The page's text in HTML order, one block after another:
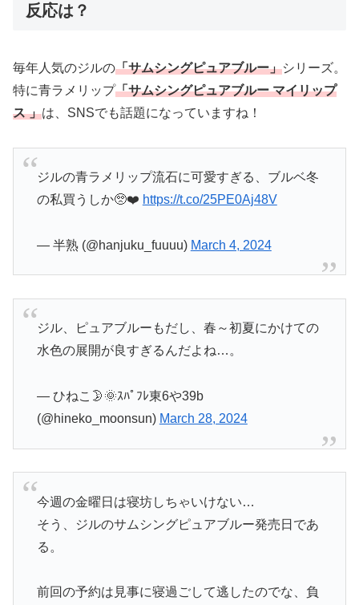
反応は？
毎年人気のジルの「サムシングピュアブルー」シリーズ。
特に青ラメリップ「サムシングピュアブルー マイリップ
ス 」は、SNSでも話題になっていますね！
ジルの青ラメリップ流石に可愛すぎる、ブルベ冬
の私買うしか🥺❤️ https://t.co/25PE0Aj48V
— 半熟 (@hanjuku_fuuuu) March 4, 2024
ジル、ピュアブルーもだし、春～初夏にかけての
水色の展開が良すぎるんだよね…。
— ひねこ🌛🌞ｽﾊﾟﾌﾚ東6や39b
(@hineko_moonsun) March 28, 2024
今週の金曜日は寝坊しちゃいけない…
そう、ジルのサムシングピュアブルー発売日であ
る。
前回の予約は見事に寝過ごして逃したのでな、負